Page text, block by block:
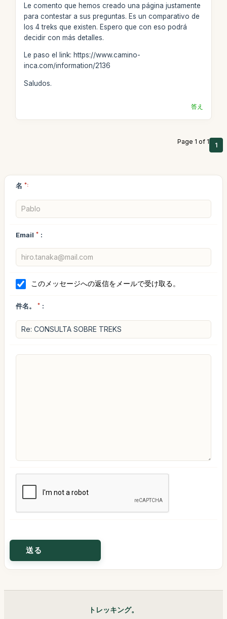
Le comento que hemos creado una página justamente
para contestar a sus preguntas. Es un comparativo de
los 4 treks que existen. Espero que con eso podrá
decidir con más detalles.
Le paso el link: https://www.camino-
inca.com/information/2136
Saludos.
答え
Page 1 of 1 1
名 *:
Email * :
このメッセージへの返信をメールで受け取る。
件名。 * :
トレッキング。